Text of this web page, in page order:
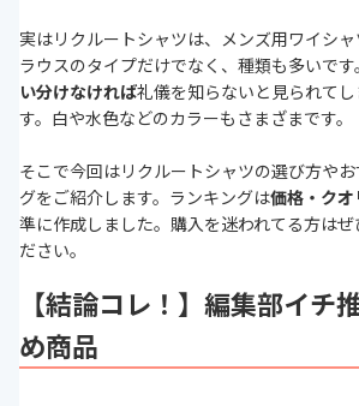
実はリクルートシャツは、メンズ用ワイシ
ラウスのタイプだけでなく、種類も多いです。
い分けなければ礼儀を知らないと見られて
す。白や水色などのカラーもさまざまです。
そこで今回はリクルートシャツの選び方や
グをご紹介します。ランキングは価格・ク
準に作成しました。購入を迷われてる方はぜ
ださい。
【結論コレ！】編集部イチ
め商品